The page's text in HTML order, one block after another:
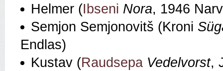
Helmer (Ibseni Nora, 1946
Semjon Semjonovitš (Kroni
Endlas)
Kustav (Raudsepa Vedelvorst,